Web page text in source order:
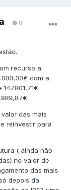
0
recurso a
com a
das mais
reinvestir para
( ainda não
no valor de
das mais
depois da